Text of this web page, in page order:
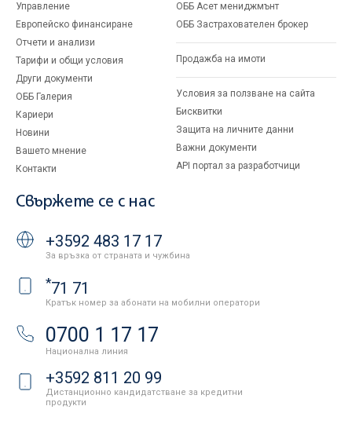
Управление
Европейско финансиране
Отчети и анализи
Тарифи и общи условия
Други документи
ОББ Галерия
Кариери
Новини
Вашето мнение
Контакти
ОББ Асет мениджмънт
ОББ Застрахователен брокер
Продажба на имоти
Условия за ползване на сайта
Бисквитки
Защита на личните данни
Важни документи
API портал за разработчици
Свържете се с нас
+3592 483 17 17
За връзка от страната и чужбина
*71 71
Кратък номер за абонати на мобилни оператори
0700 1 17 17
Национална линия
+3592 811 20 99
Дистанционно кандидатстване за кредитни
продукти